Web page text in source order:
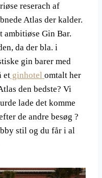
reserach af
Atlas der kalder.
ambitiøse Gin Bar.
da der bla. i
gin barer med
et ginhotel omtalt her
den bedste? Vi
lade det komme
de andre besøg ?
stil og du får i al